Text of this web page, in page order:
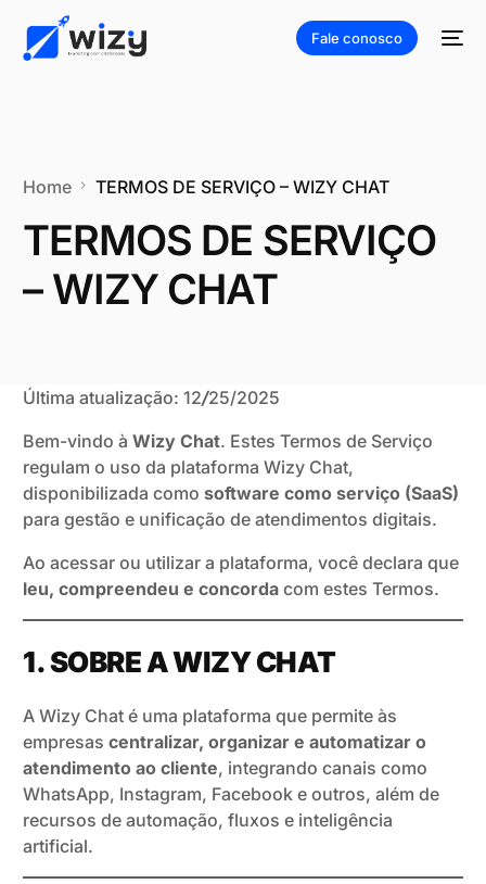
Fale conosco
Home TERMOS DE SERVIÇO – WIZY CHAT
TERMOS DE SERVIÇO
– WIZY CHAT
Última atualização: 12/25/2025
Bem-vindo àWizy Chat. Estes Termos de Serviço
regulam o uso da plataforma Wizy Chat,
disponibilizada como software como serviço (SaaS)
para gestão e unificação de atendimentos digitais.
Ao acessar ou utilizar a plataforma, você declara que
leu, compreendeu e concorda com estes Termos.
1. SOBRE A WIZY CHAT
A Wizy Chat é uma plataforma que permite às
empresascentralizar, organizar e automatizar o
atendimento ao cliente, integrando canais como
WhatsApp, Instagram, Facebook e outros, além de
recursos de automação, fluxos e inteligência
artificial.